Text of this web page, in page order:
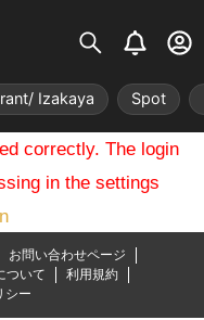
S
i
s
t
r
i
x
B
e
l
l
U
s
r
-
c
c
Izakaya Spot
correctly. The login
in the settings
お問い合わせページ
ついて
利用規約
シー